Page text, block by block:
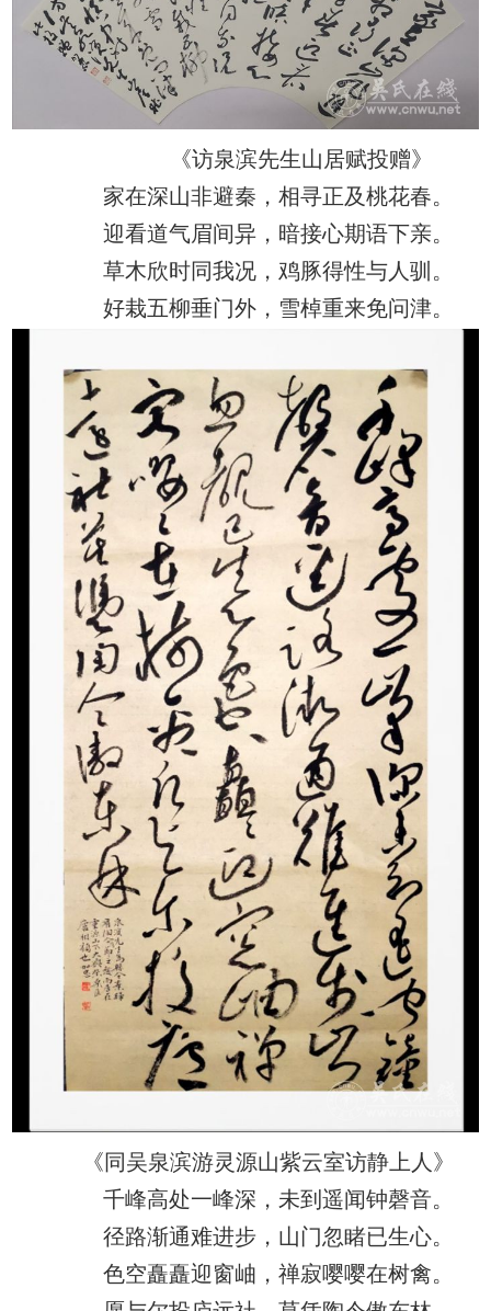
《访泉滨先生山居赋投赠》
家在深山非避秦，相寻正及桃花春。
迎看道气眉间异，暗接心期语下亲。
草木欣时同我况，鸡豚得性与人驯。
好栽五柳垂门外，雪棹重来免问津。
《同吴泉滨游灵源山紫云室访静上人》
千峰高处一峰深，未到遥闻钟磬音。
径路渐通难进步，山门忽睹已生心。
色空矗矗迎窗岫，禅寂嘤嘤在树禽。